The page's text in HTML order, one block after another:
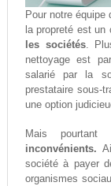
Pour notre équipe
la propreté est
les sociétés.
nettoyage est
salarié par la
prestataire sous-
une option
Mais
inconvénients.
société à payer
organismes